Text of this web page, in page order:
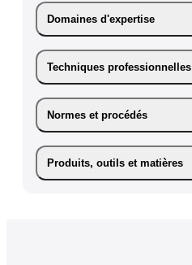
Domaines d'expertise
Techniques professionnelles
Normes et procédés
Produits, outils et matières